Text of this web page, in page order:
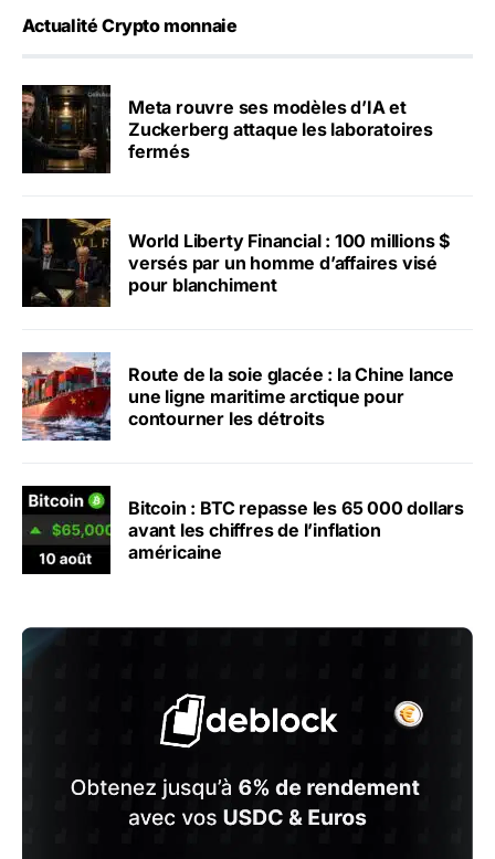
Actualité Crypto monnaie
Meta rouvre ses modèles d’IA et
Zuckerberg attaque les laboratoires
fermés
World Liberty Financial : 100 millions $
versés par un homme d’affaires visé
pour blanchiment
Route de la soie glacée : la Chine lance
une ligne maritime arctique pour
contourner les détroits
Bitcoin : BTC repasse les 65 000 dollars
avant les chiffres de l’inflation
américaine